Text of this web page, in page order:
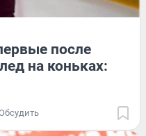
после
на коньках: